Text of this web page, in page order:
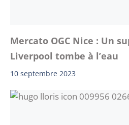
Mercato OGC Nice : Un
Liverpool tombe à l’eau
10 septembre 2023